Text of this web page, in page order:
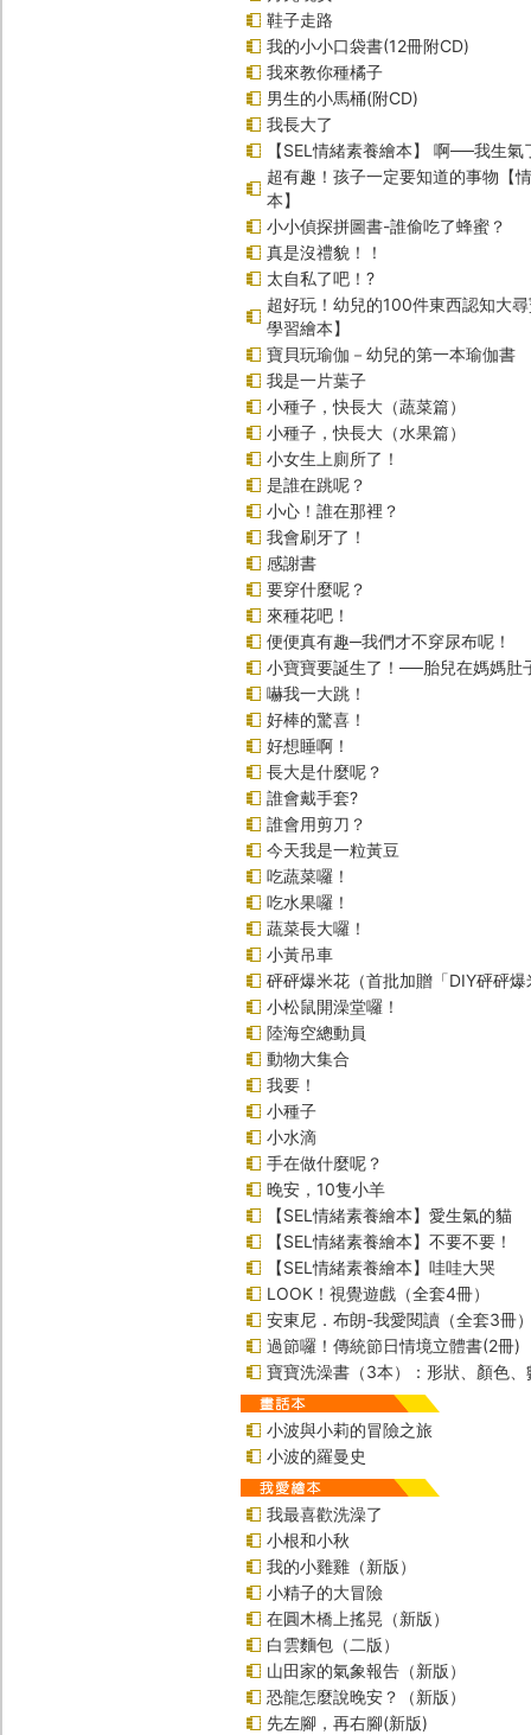
鞋子走路
我的小小口袋書(12冊附CD)
我來教你種橘子
男生的小馬桶(附CD)
我長大了
【SEL情緒素養繪本】 啊──我生氣
超有趣！孩子一定要知道的事物【
本】
小小偵探拼圖書-誰偷吃了蜂蜜？
真是沒禮貌！！
太自私了吧！?
超好玩！幼兒的100件東西認知大
學習繪本】
寶貝玩瑜伽－幼兒的第一本瑜伽書
我是一片葉子
小種子，快長大（蔬菜篇）
小種子，快長大（水果篇）
小女生上廁所了！
是誰在跳呢？
小心！誰在那裡？
我會刷牙了！
感謝書
要穿什麼呢？
來種花吧！
便便真有趣─我們才不穿尿布呢！
小寶寶要誕生了！──胎兒在媽媽肚
嚇我一大跳！
好棒的驚喜！
好想睡啊！
長大是什麼呢？
誰會戴手套?
誰會用剪刀？
今天我是一粒黃豆
吃蔬菜囉！
吃水果囉！
蔬菜長大囉！
小黃吊車
砰砰爆米花（首批加贈「DIY砰砰
小松鼠開澡堂囉！
陸海空總動員
動物大集合
我要！
小種子
小水滴
手在做什麼呢？
晚安，10隻小羊
【SEL情緒素養繪本】愛生氣的貓
【SEL情緒素養繪本】不要不要！
【SEL情緒素養繪本】哇哇大哭
LOOK！視覺遊戲（全套4冊）
安東尼．布朗-我愛閱讀（全套3冊
過節囉！傳統節日情境立體書(2冊)
寶寶洗澡書（3本）：形狀、顏色、
小波與小莉的冒險之旅
小波的羅曼史
我最喜歡洗澡了
小根和小秋
我的小雞雞（新版）
小精子的大冒險
在圓木橋上搖晃（新版）
白雲麵包（二版）
山田家的氣象報告（新版）
恐龍怎麼說晚安？（新版）
先左腳，再右腳(新版)